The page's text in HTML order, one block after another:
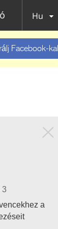
Hu
Facebook-kal
3
a